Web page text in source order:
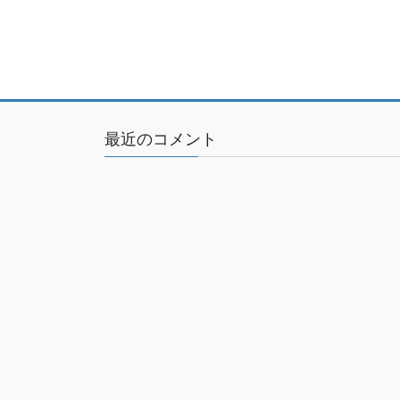
最近のコメント